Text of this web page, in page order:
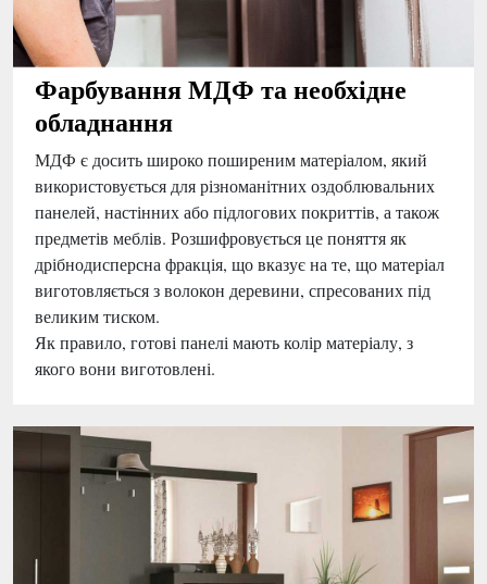
Фарбування МДФ та необхідне
обладнання
МДФ є досить широко поширеним матеріалом, який
використовується для різноманітних оздоблювальних
панелей, настінних або підлогових покриттів, а також
предметів меблів. Розшифровується це поняття як
дрібнодисперсна фракція, що вказує на те, що матеріал
виготовляється з волокон деревини, спресованих під
великим тиском.
Як правило, готові панелі мають колір матеріалу, з
якого вони виготовлені.